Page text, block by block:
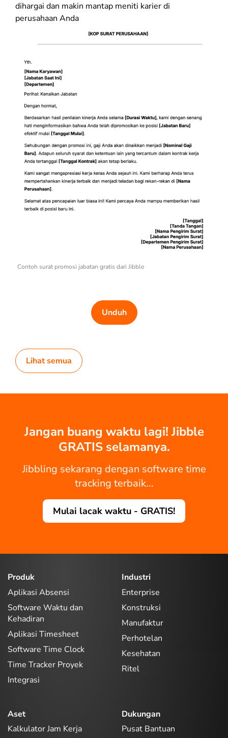
dihargai dan makin mantap meniti karier di
perusahaan Anda
Contoh surat promosi jabatan gratis dari Jibble
Unduh
Lihat semua
Jangan buang waktu lagi! Jibble
GRATIS selamanya.
Jibbling sekarang dengan software time
tracking terbaik...
Mulai lacak waktu - GRATIS!
Produk
Aplikasi Absensi
Software Waktu dan
Kehadiran
Aplikasi Timesheet
Software Time Clock
Time Tracker Proyek
Integrasi
Industri
Enterprise
Konstruksi
Manufaktur
Perhotelan
Kesehatan
Ritel
Aset
Kalkulator Jam Kerja
Dukungan
Pusat Bantuan